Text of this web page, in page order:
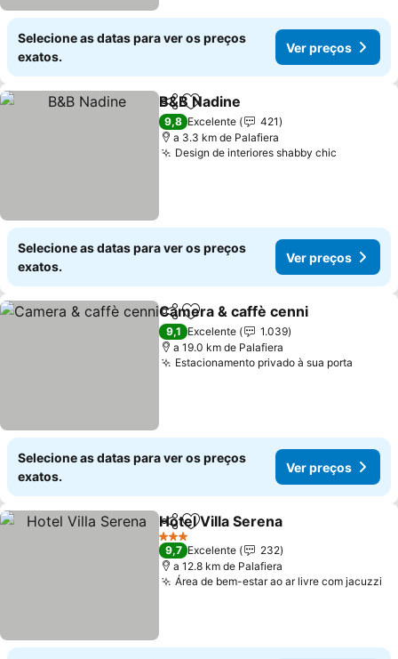
Selecione as datas para ver os preços
exatos.
Ver preços
PartilharAdicionar aos favoritos
B&B Nadine
9,8 Excelente
421
a 3.3 km de Palafiera
Design de interiores shabby chic
Selecione as datas para ver os preços
exatos.
Ver preços
PartilharAdicionar aos favoritos
Camera & caffè cenni
9,1 Excelente
1.039
a 19.0 km de Palafiera
Estacionamento privado à sua porta
Selecione as datas para ver os preços
exatos.
Ver preços
PartilharAdicionar aos favoritos
Hotel Villa Serena
3 Estrelas
9,7 Excelente
232
a 12.8 km de Palafiera
Área de bem-estar ao ar livre com jacuzzi